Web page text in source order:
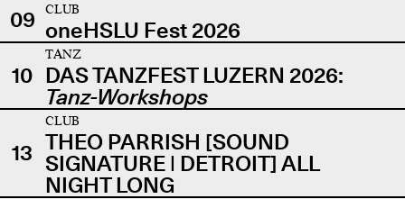
09
CLUB
oneHSLU Fest 2026
10
TANZ
DAS TANZFEST LUZERN 2026:
Tanz-Workshops
13
CLUB
THEO PARRISH [SOUND
SIGNATURE | DETROIT] ALL
NIGHT LONG